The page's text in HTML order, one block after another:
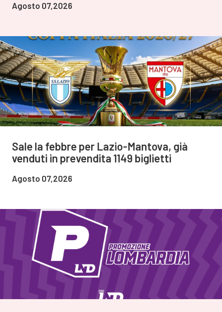
Agosto 07,2026
Sale la febbre per Lazio-Mantova, già
venduti in prevendita 1149 biglietti
Agosto 07,2026